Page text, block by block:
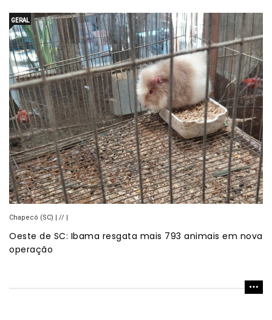
GERAL
Chapecó (SC) | // |
Oeste de SC: Ibama resgata mais 793 animais em nova
operação